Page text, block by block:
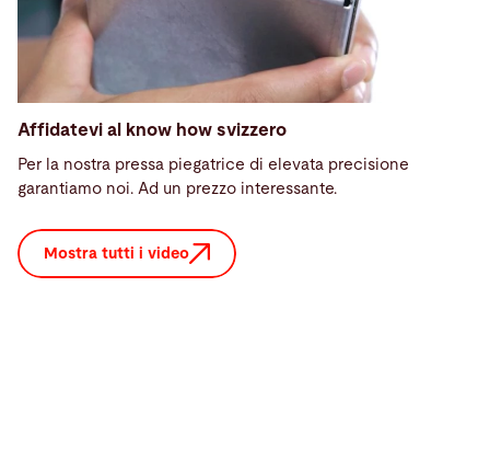
Affidatevi al know how svizzero
Per la nostra pressa piegatrice di elevata precisione
garantiamo noi. Ad un prezzo interessante.
Mostra tutti i video
Assistenza